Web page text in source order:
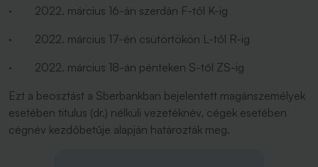
· 2022. március 16-án szerdán F-től K-ig
· 2022. március 17-én csütörtökön L-től R-ig
· 2022. március 18-án pénteken S-től ZS-ig
Ezt a beosztást a Sberbankban bejelentett magánszemélyek
esetében titulus (dr.) nélküli vezetéknév, cégek esetében
cégnév kezdőbetűje alapján határozták meg.